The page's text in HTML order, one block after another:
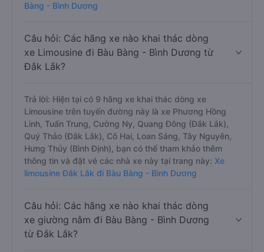
Bàng - Bình Dương
Câu hỏi: Các hãng xe nào khai thác dòng
xe Limousine đi Bàu Bàng - Bình Dương từ
Đắk Lắk?
Trả lời: Hiện tại có 9 hãng xe khai thác dòng xe
Limousine trên tuyến đường này là xe Phương Hồng
Linh, Tuấn Trung, Cường Ny, Quang Đông (Đắk Lắk),
Quý Thảo (Đắk Lắk), Cô Hai, Loan Sáng, Tây Nguyên,
Hưng Thủy (Bình Định), bạn có thể tham khảo thêm
thông tin và đặt vé các nhà xe này tại trang này: Xe
limousine Đắk Lắk đi Bàu Bàng - Bình Dương
Câu hỏi: Các hãng xe nào khai thác dòng
xe giường nằm đi Bàu Bàng - Bình Dương
từ Đắk Lắk?